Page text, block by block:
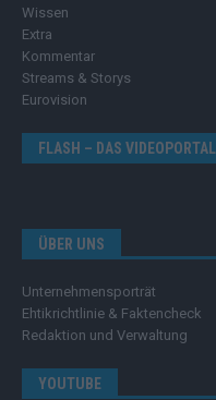
Wissen
Extra
Kommentar
Streams & Storys
Eurovision
FLASH – DAS VIDEOPORTAL
ÜBER UNS
Unternehmensporträt
Ehtikrichtlinie & Faktencheck
Redaktion und Verwaltung
YOUTUBE